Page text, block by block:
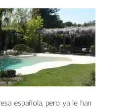
española, pero ya le han